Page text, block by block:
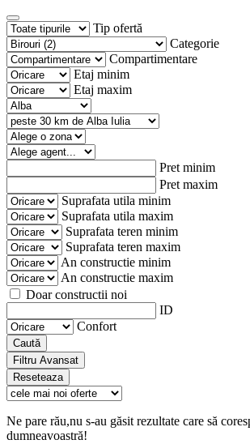
Tip ofertă
Categorie
Compartimentare
Etaj minim
Etaj maxim
Pret minim
Pret maxim
Suprafata utila minim
Suprafata utila maxim
Suprafata teren minim
Suprafata teren maxim
An constructie minim
An constructie maxim
Doar constructii noi
ID
Confort
Caută
Filtru Avansat
Reseteaza
Ne pare rău,nu s-au găsit rezultate care să
dumneavoastră!